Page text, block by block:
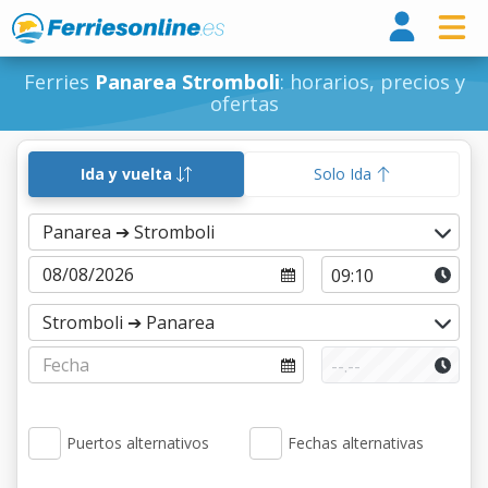
Ferries Panarea Stromboli: horarios, precios y
ofertas
Ida y vuelta Solo Ida
Puertos alternativos Fechas alternativas